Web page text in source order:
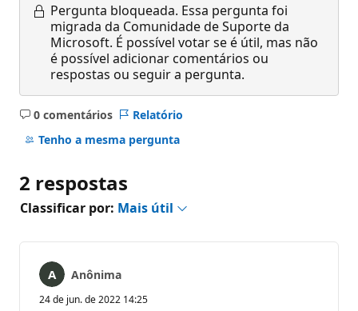
Pergunta bloqueada. Essa pergunta foi
migrada da Comunidade de Suporte da
Microsoft. É possível votar se é útil, mas não
é possível adicionar comentários ou
respostas ou seguir a pergunta.
0 comentários
Sem
comentários
Relatório
Tenho a mesma pergunta
2 respostas
Classificar por: Mais útil
Anônima
24 de jun. de 2022 14:25